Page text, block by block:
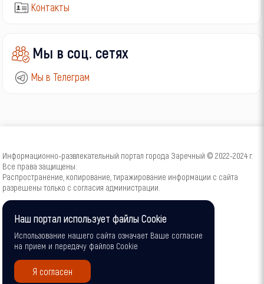
Контакты
Мы в соц. сетях
Мы в Телеграм
Информационно-развлекательный портал города Заречный © 2022-2024 г.
Все права защищены.
Распространение, копирование, тиражирование информации с сайта
разрешены только с согласия администрации.
16+Наш портал использует файлы Cookie
Использование нашего сайта означает Ваше согласие
на прием и передачу файлов Cookie
Я согласен